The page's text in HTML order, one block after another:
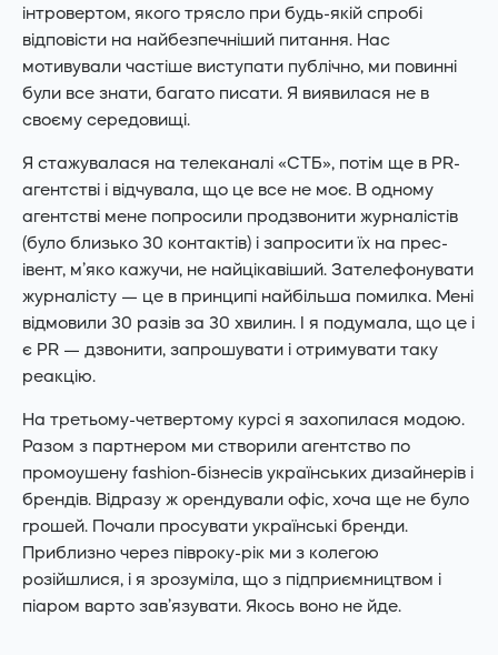
інтровертом, якого трясло при будь-якій спробі
відповісти на найбезпечніший питання. Нас
мотивували частіше виступати публічно, ми повинні
були все знати, багато писати. Я виявилася не в
своєму середовищі.
Я стажувалася на телеканалі «СТБ», потім ще в PR-
агентстві і відчувала, що це все не моє. В одному
агентстві мене попросили продзвонити журналістів
(було близько 30 контактів) і запросити їх на прес-
івент, м’яко кажучи, не найцікавіший. Зателефонувати
журналісту — це в принципі найбільша помилка. Мені
відмовили 30 разів за 30 хвилин. І я подумала, що це і
є PR — дзвонити, запрошувати і отримувати таку
реакцію.
На третьому-четвертому курсі я захопилася модою.
Разом з партнером ми створили агентство по
промоушену fashion-бізнесів українських дизайнерів і
брендів. Відразу ж орендували офіс, хоча ще не було
грошей. Почали просувати українські бренди.
Приблизно через півроку-рік ми з колегою
розійшлися, і я зрозуміла, що з підприємництвом і
піаром варто зав’язувати. Якось воно не йде.